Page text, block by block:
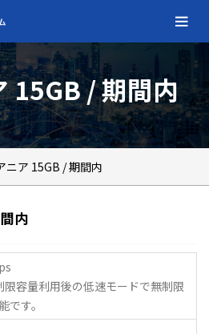
15GB / 期間内
ニア 15GB / 期間内
内
限容量利用後の低速モードで無制限
です。